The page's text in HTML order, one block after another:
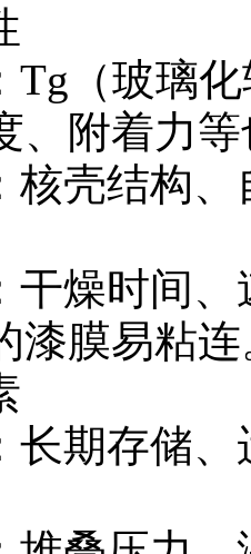
Tg（玻璃
、附着力
核壳结构
干燥时间
漆膜易粘连
长期存储